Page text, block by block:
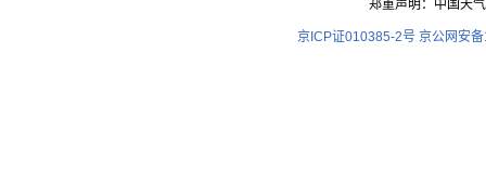
郑重声明：中国天
京ICP证010385-2号 京公网安